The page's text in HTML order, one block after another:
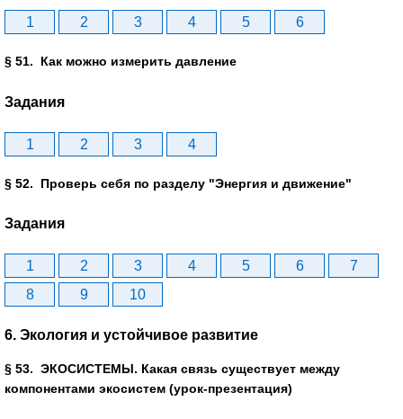
1 2 3 4 5 6
§ 51. Как можно измерить давление
Задания
1 2 3 4
§ 52. Проверь себя по разделу "Энергия и движение"
Задания
1 2 3 4 5 6
7
8
9 10
6. Экология и устойчивое развитие
§ 53. ЭКОСИСТЕМЫ. Какая связь существует между
компонентами экосистем (урок-презентация)